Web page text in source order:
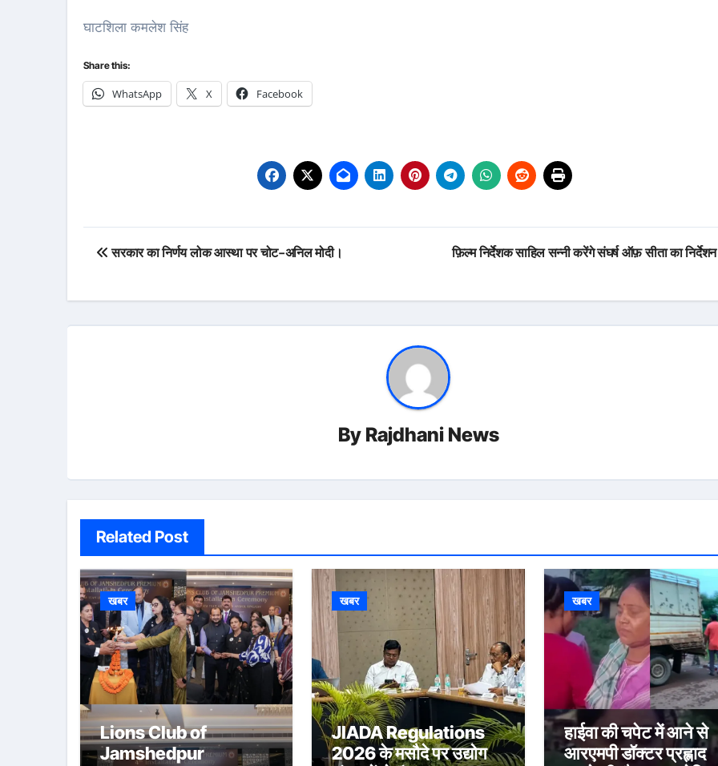
घाटशिला कमलेश सिंह
Share this:
WhatsApp X Facebook
Post
सरकार का निर्णय लोक आस्था पर चोट-अनिल मोदी। फ़िल्म निर्देशक साहिल सन्नी करेंगे संघर्ष ऑफ़ सीता का
By Rajdhani News
Related Post
खबर
Lions Club of
Jamshedpur
खबर
JIADA Regulations
2026 के मसौदे पर उद्योग
खबर
हाईवा की चपेट में आने से
आरएमपी डॉक्टर प्रह्लाद